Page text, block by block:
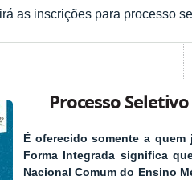
as inscrições para processo
Processo
É oferecido somente a
Forma Integrada significa
Nacional Comum do Ensino